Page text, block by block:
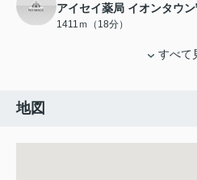
アイセイ薬局 イオンタウ
1411ｍ（18分）
すべて
地図